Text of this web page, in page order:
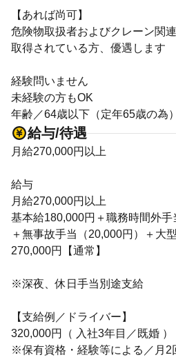
【あれば尚可】
危険物取扱者およびクレーン関
取得されている方、優遇します
経験問いません
未経験の方もOK
年齢／64歳以下（定年65歳の為）
給与/待遇
月給270,000円以上
給与
月給270,000円以上
基本給180,000円＋職務時間外手
＋無事故手当（20,000円）＋大
270,000円【通常】
※深夜、休日手当別途支給
【支給例／ドライバー】
320,000円（ 入社3年目／既婚 ）
※保有資格・経験等による／月2